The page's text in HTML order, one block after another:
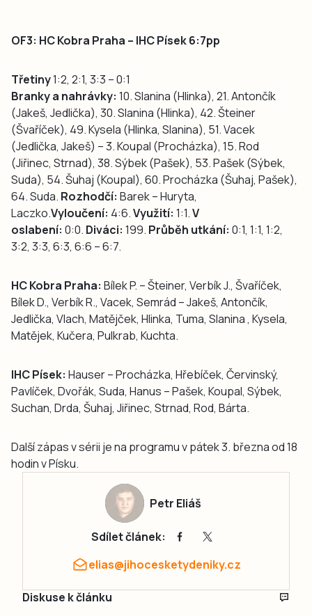
OF3: HC Kobra Praha – IHC Písek 6:7pp
Třetiny1:2, 2:1, 3:3 – 0:1
Branky a nahrávky: 10. Slanina (Hlinka), 21. Antončík
(Jakeš, Jedlička), 30. Slanina (Hlinka), 42. Šteiner
(Švaříček), 49. Kysela (Hlinka, Slanina), 51. Vacek
(Jedlička, Jakeš) – 3. Koupal (Procházka), 15. Rod
(Jiřinec, Strnad), 38. Sýbek (Pašek), 53. Pašek (Sýbek,
Suda), 54. Šuhaj (Koupal), 60. Procházka (Šuhaj, Pašek),
64. Suda. Rozhodčí: Barek – Huryta,
Laczko.Vyloučení: 4:6.Využití: 1:1.V
oslabení: 0:0. Diváci: 199. Průběh utkání: 0:1, 1:1, 1:2,
3:2, 3:3, 6:3, 6:6 – 6:7.
HC Kobra Praha: Bílek P. – Šteiner, Verbík J., Švaříček,
Bílek D., Verbík R., Vacek, Semrád – Jakeš, Antončík,
Jedlička, Vlach, Matějček, Hlinka, Tuma, Slanina , Kysela,
Matějek, Kučera, Pulkrab, Kuchta.
IHC Písek: Hauser – Procházka, Hřebíček, Červinský,
Pavlíček, Dvořák, Suda, Hanus – Pašek, Koupal, Sýbek,
Suchan, Drda, Šuhaj, Jiřinec, Strnad, Rod, Bárta.
Další zápas v sérii je na programu v pátek 3. března od 18
hodin v Písku.
Petr Eliáš
Sdílet článek:
elias@jihocesketydeniky.cz
Diskuse k článku